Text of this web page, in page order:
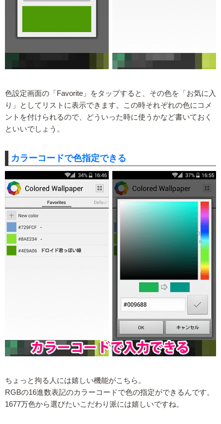
色設定画面の「Favorite」をタップすると、その色を「お気に入
り」としてリストに表示できます。この時それぞれの色にコメ
ントを付けられるので、どういった時に使うかなど書いておく
といいでしょう。
カラーコードで色指定できる
ちょっと拘る人には嬉しい機能がこちら。
RGBの16進数表記のカラーコードで色の指定ができるんです。
1677万色から選びたいこだわり派には嬉しいですね。